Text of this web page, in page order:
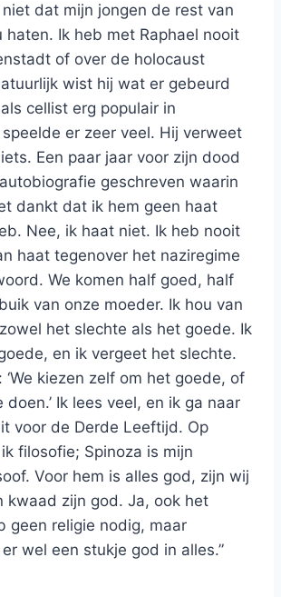
dat mijn jongen de rest van
haten. Ik heb met Raphael nooit
of over de holocaust
wist hij wat er gebeurd
cellist erg populair in
er zeer veel. Hij verweet
Een paar jaar voor zijn dood
geschreven waarin
dankt dat ik hem geen haat
Nee, ik haat niet. Ik heb nooit
haat tegenover het naziregime
We komen half goed, half
van onze moeder. Ik hou van
het slechte als het goede. Ik
en ik vergeet het slechte.
‘We kiezen zelf om het goede, of
Ik lees veel, en ik ga naar
voor de Derde Leeftijd. Op
filosofie; Spinoza is mijn
Voor hem is alles god, zijn wij
kwaad zijn god. Ja, ook het
geen religie nodig, maar
wel een stukje god in alles.”